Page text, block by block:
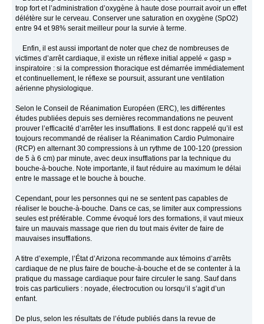
trop fort et l’administration d’oxygène à haute dose pourrait avoir un effet
délétère sur le cerveau. Conserver une saturation en oxygène (SpO2)
entre 94 et 98% serait meilleur pour la survie à terme.
Enfin, il est aussi important de noter que chez de nombreuses de
victimes d’arrêt cardiaque, il existe un réflexe initial appelé « gasp »
inspiratoire : si la compression thoracique est démarrée immédiatement
et continuellement, le réflexe se poursuit, assurant une ventilation
aérienne physiologique.
Selon le Conseil de Réanimation Européen (ERC), les différentes
études publiées depuis ses dernières recommandations ne peuvent
prouver l’efficacité d’arrêter les insufflations. Il est donc rappelé qu’il est
toujours recommandé de réaliser la Réanimation Cardio Pulmonaire
(RCP) en alternant 30 compressions à un rythme de 100-120 (pression
de 5 à 6 cm) par minute, avec deux insufflations par la technique du
bouche-à-bouche. Note importante, il faut réduire au maximum le délai
entre le massage et le bouche à bouche.
Cependant, pour les personnes qui ne se sentent pas capables de
réaliser le bouche-à-bouche. Dans ce cas, se limiter aux compressions
seules est préférable. Comme évoqué lors des formations, il vaut mieux
faire un mauvais massage que rien du tout mais éviter de faire de
mauvaises insufflations.
A titre d’exemple, l’État d’Arizona recommande aux témoins d’arrêts
cardiaque de ne plus faire de bouche-à-bouche et de se contenter à la
pratique du massage cardiaque pour faire circuler le sang. Sauf dans
trois cas particuliers : noyade, électrocution ou lorsqu’il s’agit d’un
enfant.
De plus, selon les résultats de l’étude publiés dans la revue de